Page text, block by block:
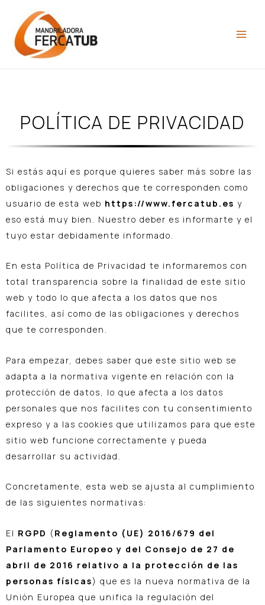
POLÍTICA DE PRIVACIDAD
Si estás aquí es porque quieres saber más sobre las
obligaciones y derechos que te corresponden como
usuario de esta web https://www.fercatub.es y
eso está muy bien. Nuestro deber es informarte y el
tuyo estar debidamente informado.
En esta Política de Privacidad te informaremos con
total transparencia sobre la finalidad de este sitio
web y todo lo que afecta a los datos que nos
facilites, así como de las obligaciones y derechos
que te corresponden.
Para empezar, debes saber que este sitio web se
adapta a la normativa vigente en relación con la
protección de datos, lo que afecta a los datos
personales que nos facilites con tu consentimiento
expreso y a las cookies que utilizamos para que este
sitio web funcione correctamente y pueda
desarrollar su actividad.
Concretamente, esta web se ajusta al cumplimiento
de las siguientes normativas:
El RGPD (Reglamento (UE) 2016/679 del
Parlamento Europeo y del Consejo de 27 de
abril de 2016 relativo a la protección de las
personas físicas) que es la nueva normativa de la
Unión Europea que unifica la regulación del